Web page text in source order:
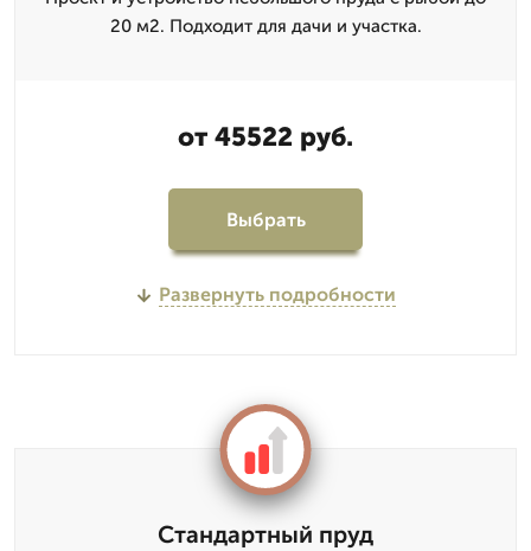
20 м2. Подходит для дачи и участка.
от 45522 руб.
Выбрать
Развернуть подробности
Стандартный пруд